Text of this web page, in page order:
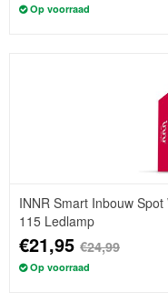
Op voorraad
INNR Smart Inbouw
115 Ledlamp
€21,95 €24,99
Op voorraad